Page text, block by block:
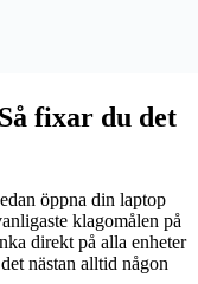
fixar du det
öppna din laptop
klagomålen på
direkt på alla enheter
nästan alltid någon